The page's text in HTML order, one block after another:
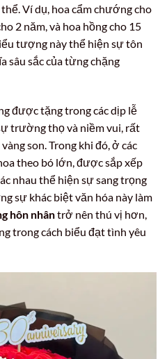
Ví dụ, hoa cẩm chướng cho
2 năm, và hoa hồng cho 15
tượng này thể hiện sự tôn
sâu sắc của từng chặng
được tặng trong các dịp lễ
trường thọ và niềm vui, rất
son. Trong khi đó, ở các
theo bó lớn, được sắp xếp
nhau thể hiện sự sang trọng
sự khác biệt văn hóa này làm
hôn nhântrở nên thú vị hơn,
trong cách biểu đạt tình yêu